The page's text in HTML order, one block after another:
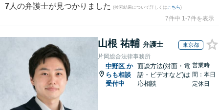
7 人の弁護士が見つかりました (検索結果について詳しくは こちら)
7件中 1-7件を表示
山根 祐輔 弁護士 東京都
片岡総合法律事務所
中野区 か
らも相談
受付中
面談方法(対面・電
話・ビデオなど)は
応相談
営業時
間：本日
定休日